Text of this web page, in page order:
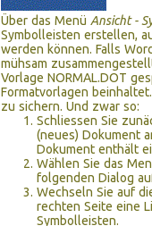
Über das Menü Ansicht -
Symbolleisten erstellen,
werden können. Falls
mühsam
Vorlage NORMAL.DOT
Formatvorlagen
zu sichern. Und zwar so:
Schliessen Sie
(neues) Dokument
Dokument enthält
Wählen Sie das
folgenden Dialog
Wechseln Sie auf
rechten Seite eine
Symbolleisten.